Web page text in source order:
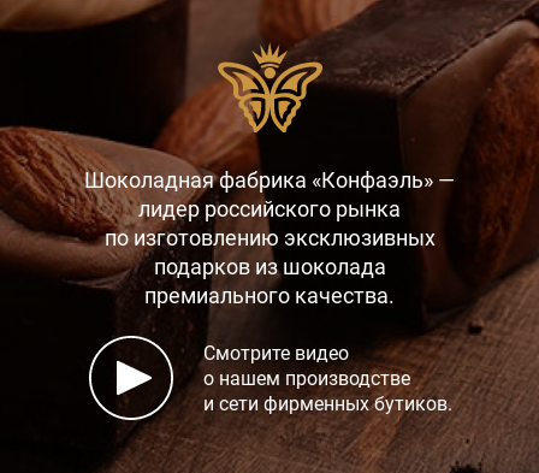
Шоколадная фабрика «Конфаэль» —
лидер российского рынка
по изготовлению эксклюзивных
подарков из шоколада
премиального качества.
Смотрите видео
о нашем производстве
и сети фирменных бутиков.